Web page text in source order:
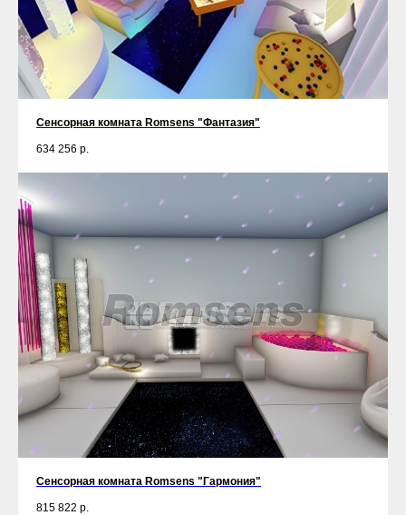
Сенсорная комната Romsens "Фантазия"
634 256 р.
Сенсорная комната Romsens "Гармония"
815 822 р.